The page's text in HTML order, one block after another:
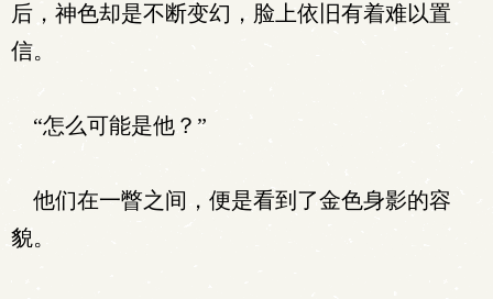
后，神色却是不断变幻，脸上依旧有着难以置
信。
“怎么可能是他？”
他们在一瞥之间，便是看到了金色身影的容
貌。